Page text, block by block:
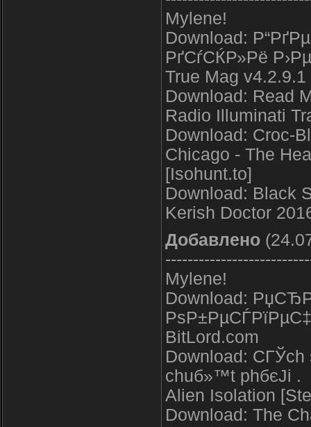
Mylene!
Download:
РґСѓСЌР»Рё
True Mag
Download: Read
Radio Illuminati
Download: Croc-
Chicago - The
[Isohunt.to]
Download: Black
Kerish Doctor
Добавлено
Mylene!
Download:
BitLord.com
Download:
chuб»™t phбєЈi .
Alien Isolation
Download: The